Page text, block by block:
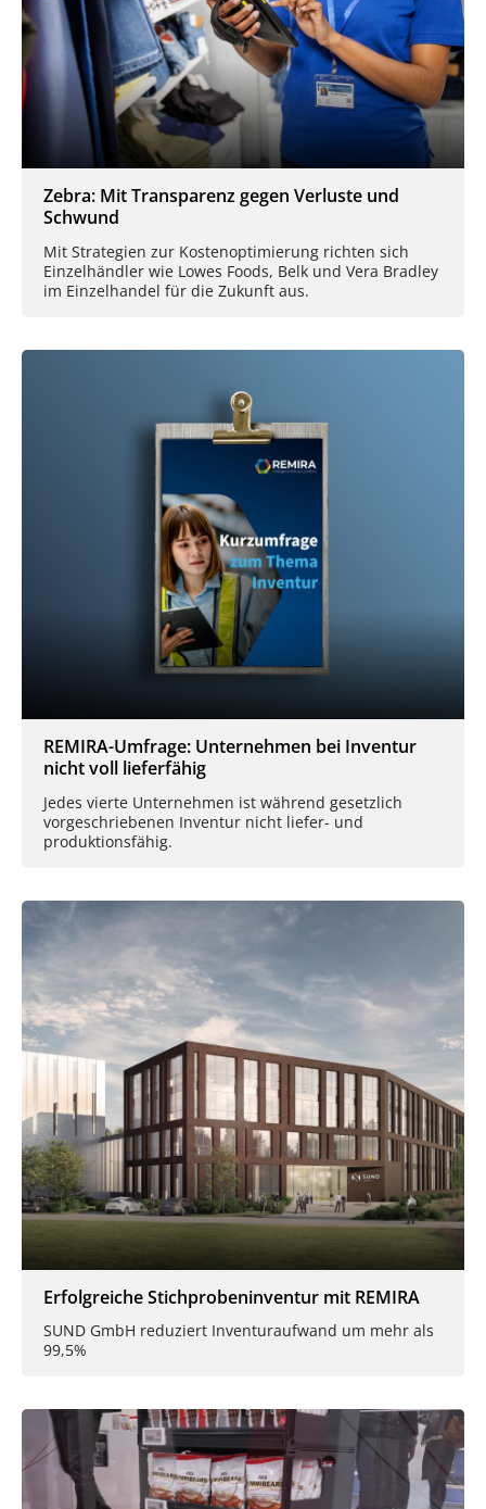
Zebra: Mit Transparenz gegen Verluste und
Schwund
Mit Strategien zur Kostenoptimierung richten sich
Einzelhändler wie Lowes Foods, Belk und Vera Bradley
im Einzelhandel für die Zukunft aus.
REMIRA-Umfrage: Unternehmen bei Inventur
nicht voll lieferfähig
Jedes vierte Unternehmen ist während gesetzlich
vorgeschriebenen Inventur nicht liefer- und
produktionsfähig.
Erfolgreiche Stichprobeninventur mit REMIRA
SUND GmbH reduziert Inventuraufwand um mehr als
99,5%